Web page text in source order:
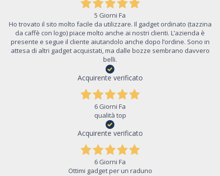
5 Giorni Fa
Ho trovato il sito molto facile da utilizzare. Il gadget ordinato (tazzina
da caffè con logo) piace molto anche ai nostri clienti. L’azienda è
presente e segue il cliente aiutandolo anche dopo l’ordine. Sono in
attesa di altri gadget acquistati, ma dalle bozze sembrano davvero
belli.
Acquirente verificato
6 Giorni Fa
qualità top
Acquirente verificato
6 Giorni Fa
Ottimi gadget per un raduno